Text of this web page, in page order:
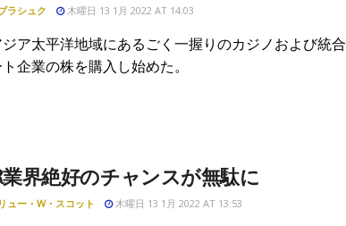
ラシュク 木曜日 13 1月 2022 AT 14:03
ア太平洋地域にあるごく一握りのカジノおよび統合
企業の株を購入し始めた。
業界絶好のチャンスが無駄に
ュー・W・スコット 木曜日 13 1月 2022 AT 13:53